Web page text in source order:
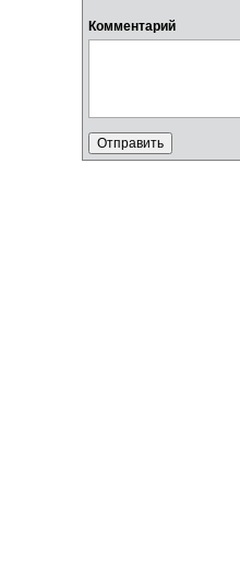
Комментарий